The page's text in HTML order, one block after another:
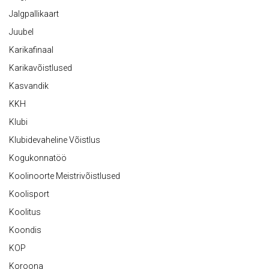
Jalgpallikaart
Juubel
Karikafinaal
Karikavõistlused
Kasvandik
KKH
Klubi
Klubidevaheline Võistlus
Kogukonnatöö
Koolinoorte Meistrivõistlused
Koolisport
Koolitus
Koondis
KOP
Koroona